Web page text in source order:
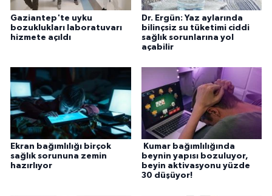
Gaziantep'te uyku
bozuklukları laboratuvarı
hizmete açıldı
Dr. Ergün: Yaz aylarında
bilinçsiz su tüketimi ciddi
sağlık sorunlarına yol
açabilir
Ekran bağımlılığı birçok
sağlık sorununa zemin
hazırlıyor
Kumar bağımlılığında
beynin yapısı bozuluyor,
beyin aktivasyonu yüzde
30 düşüyor!